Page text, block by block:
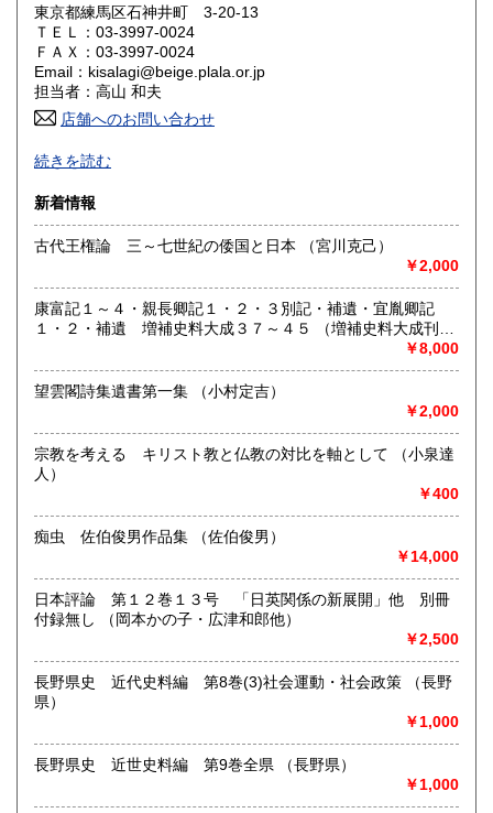
山口県 320円
香川県 320円
高知県 320円
佐賀県
熊本県 320円 大分県 320円
320円
沖縄県 320円
東京都練馬区石神井町 3-20-13
ＴＥＬ：03-3997-0024
ＦＡＸ：03-3997-0024
Email：kisalagi@beige.plala.or.jp
担当者：高山 和夫
店舗へのお問い合わせ
日本史・近現代史・人文社会科学全般の古書目録発行（休刊
中）。不在がちですのでご来店の場合は事前にご連絡くださ
い。
沿線名：西武池袋線
最寄駅：石神井公園駅すぐ
定休日：水曜日
書籍の買取について
-
-
続きを読む
新着情報
古代王権論 三～七世紀の倭国と日本 （宮川克己）
￥2,000
康富記１～４・親長卿記１・２・３別記・補遺・宜胤卿記
１・２・補遺 増補史料大成３７～４５ （増補史料大成刊行
￥8,000
望雲閣詩集遺書第一集 （小村定吉）
￥2,000
宗教を考える キリスト教と仏教の対比を軸として （小泉達
人）
￥400
痴虫 佐伯俊男作品集 （佐伯俊男）
￥14,000
日本評論 第１２巻１３号 「日英関係の新展開」他 別冊
付録無し （岡本かの子・広津和郎他）
￥2,500
長野県史 近代史料編 第8巻(3)社会運動・社会政策 （長野
県）
￥1,000
長野県史 近世史料編 第9巻全県 （長野県）
￥1,000